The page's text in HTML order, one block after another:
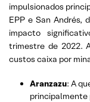
impulsionados
EPP e San Andrés,
impacto
trimestre de 2022.
custos caixa por
Aranzazu: A
principalmente